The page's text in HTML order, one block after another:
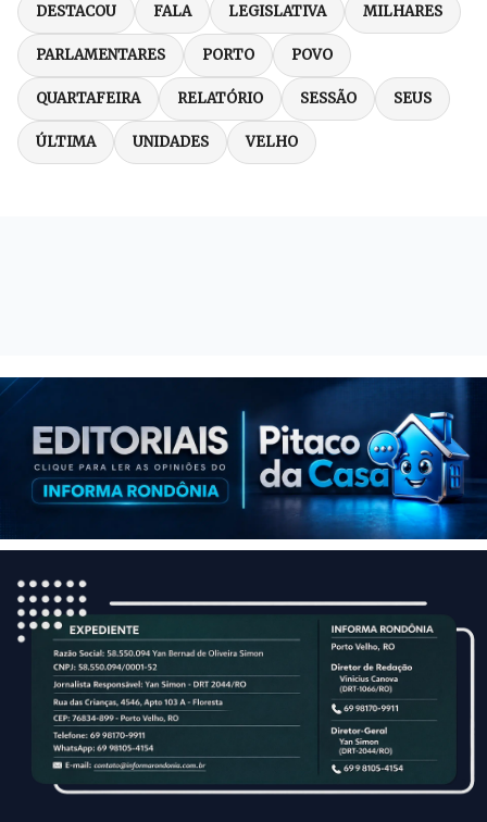
DESTACOU FALA LEGISLATIVA MILHARES
PARLAMENTARES PORTO POVO
QUARTAFEIRA RELATÓRIO SESSÃO SEUS
ÚLTIMA UNIDADES VELHO